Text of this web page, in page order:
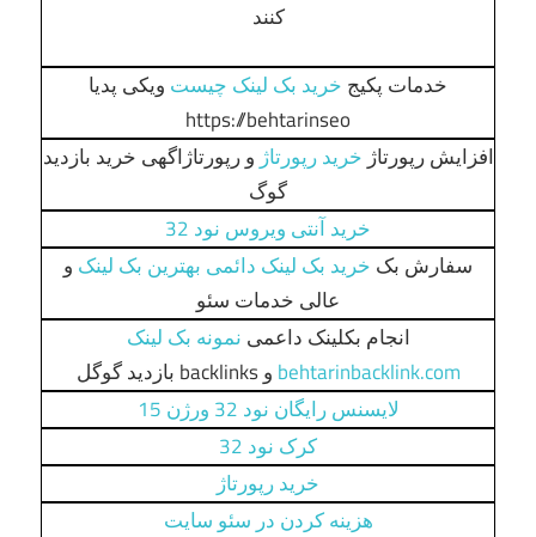
کنند
خدمات پکیج خرید بک لینک چیست ویکی پدیا
https://behtarinseo
افزایش رپورتاژ خرید رپورتاژ و رپورتاژاگهی خرید بازدید
گوگ
خرید آنتی ویروس نود 32
سفارش بک خرید بک لینک دائمی بهترین بک لینک و
عالی خدمات سئو
انجام بکلینک داعمی نمونه بک لینک
behtarinbacklink.com و backlinks بازدید گوگل
لایسنس رایگان نود 32 ورژن 15
کرک نود 32
خرید رپورتاژ
هزینه کردن در سئو سایت